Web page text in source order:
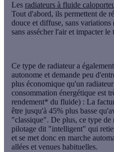
Les radiateurs à fluide
Tout d'abord, ils permettent de
douce et diffuse, sans
sans assécher l'air et impacter
Ce type de radiateur a
autonome et demande peu
plus économique qu'un
consommation énergétique est
rendement* du fluide) : La
être jusqu'à 45% plus basse
"classique". De plus, ce type de
pilotage dit "intelligent" qui
et se met donc en marche
allées et venues habituelles.